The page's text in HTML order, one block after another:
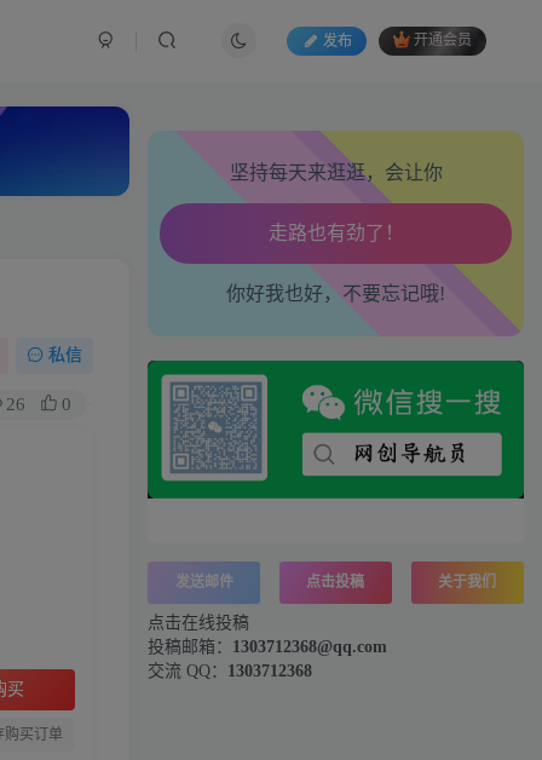
发布 开通会员
私信
26 0
买
购买订单
坚持每天来逛逛，会让你
生活也美好了！
心情也舒畅了！
走路也有劲了！
腰也不酸了！
工作也轻松了！
你好我也好，不要忘记哦!
发送邮件 点击投稿 关于我们
点击在线投稿
投稿邮箱： 1303712368@qq.com
交流 QQ： 1303712368